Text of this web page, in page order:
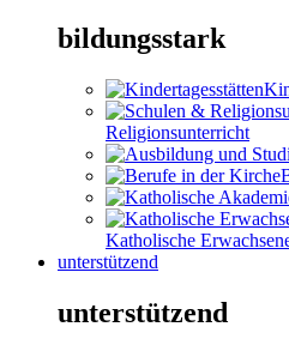
bildungsstark
Religionsunterricht
Katholische
unterstützend
unterstützend